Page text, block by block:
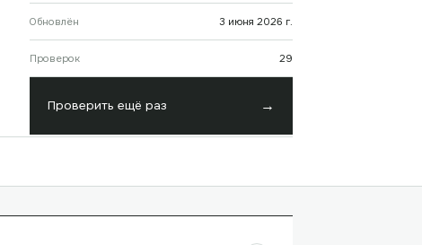
Обновлён 3 июня 2026 г.
Проверок 29
Проверить ещё раз →